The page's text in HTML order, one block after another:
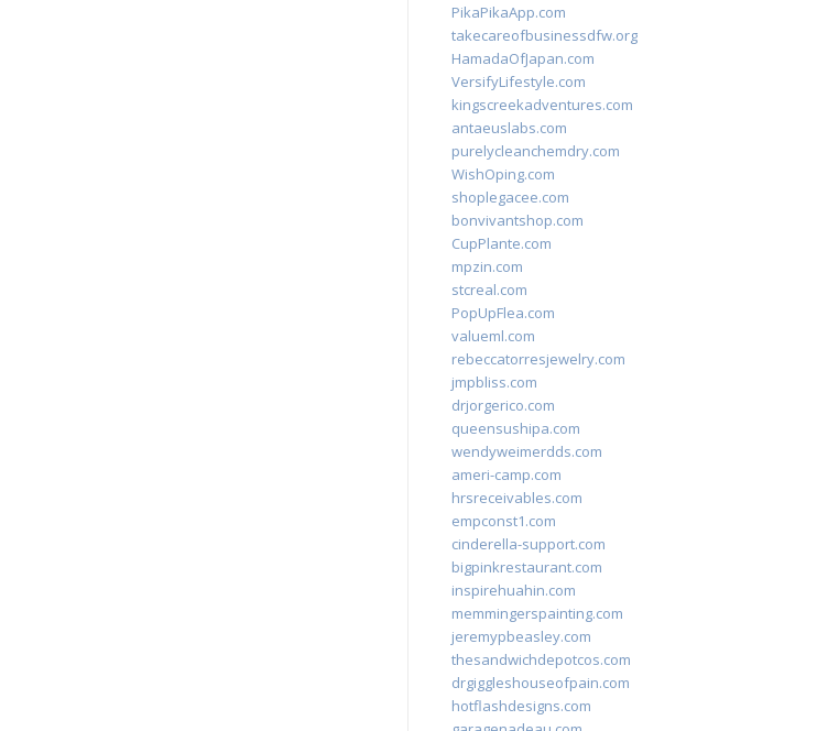
PikaPikaApp.com
takecareofbusinessdfw.org
HamadaOfJapan.com
VersifyLifestyle.com
kingscreekadventures.com
antaeuslabs.com
purelycleanchemdry.com
WishOping.com
shoplegacee.com
bonvivantshop.com
CupPlante.com
mpzin.com
stcreal.com
PopUpFlea.com
valueml.com
rebeccatorresjewelry.com
jmpbliss.com
drjorgerico.com
queensushipa.com
wendyweimerdds.com
ameri-camp.com
hrsreceivables.com
empconst1.com
cinderella-support.com
bigpinkrestaurant.com
inspirehuahin.com
memmingerspainting.com
jeremypbeasley.com
thesandwichdepotcos.com
drgiggleshouseofpain.com
hotflashdesigns.com